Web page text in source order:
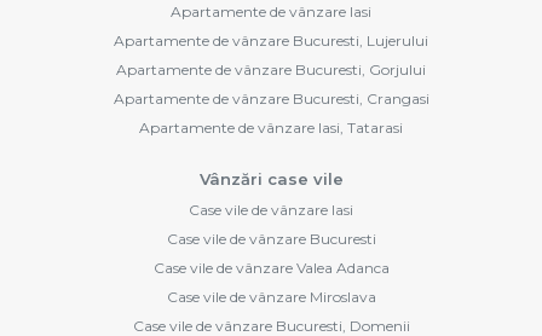
Apartamente de vânzare Iasi
Apartamente de vânzare Bucuresti, Lujerului
Apartamente de vânzare Bucuresti, Gorjului
Apartamente de vânzare Bucuresti, Crangasi
Apartamente de vânzare Iasi, Tatarasi
Vânzări case vile
Case vile de vânzare Iasi
Case vile de vânzare Bucuresti
Case vile de vânzare Valea Adanca
Case vile de vânzare Miroslava
Case vile de vânzare Bucuresti, Domenii